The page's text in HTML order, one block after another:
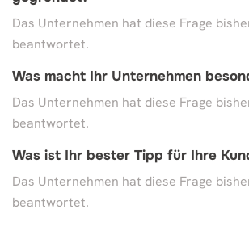
Das Unternehmen hat diese Frage
beantwortet.
Was macht Ihr Unternehmen
Das Unternehmen hat diese Frage
beantwortet.
Was ist Ihr bester Tipp für Ihre
Das Unternehmen hat diese Frage
beantwortet.